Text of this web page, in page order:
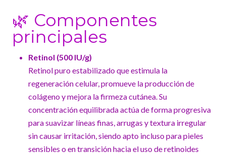
🌿 Componentes
principales
Retinol (500 IU/g)
Retinol puro estabilizado que estimula la
regeneración celular, promueve la producción de
colágeno y mejora la firmeza cutánea. Su
concentración equilibrada actúa de forma progresiva
para suavizar líneas finas, arrugas y textura irregular
sin causar irritación, siendo apto incluso para pieles
sensibles o en transición hacia el uso de retinoides